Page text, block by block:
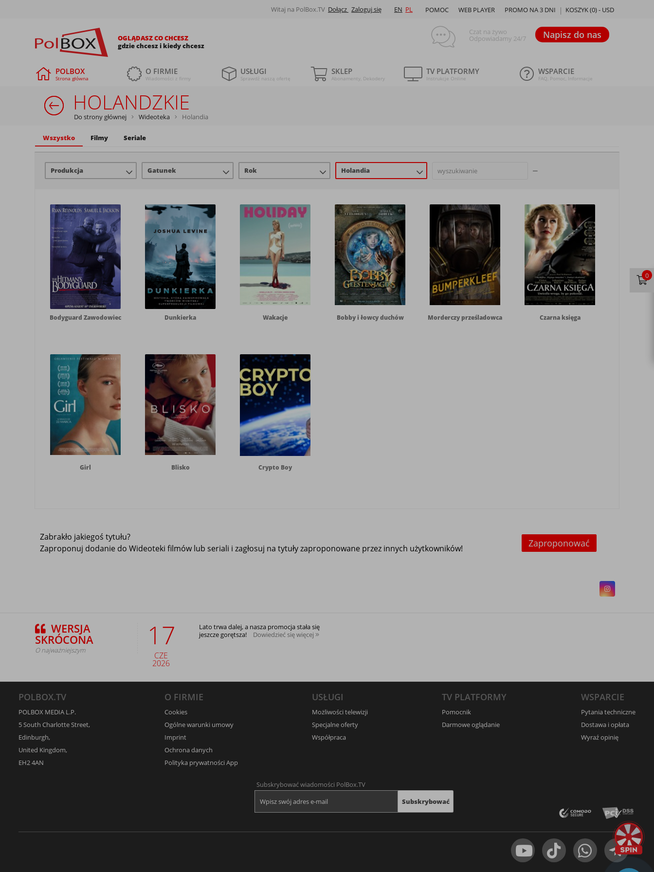
Witaj na PolBox.TV Dołącz Zaloguj się EN PL KOSZYK (0) - USD
PROMO NA 3 DNI
WEB PLAYER
POMOC
OGLĄDASZ CO CHCESZ
gdzie chcesz i kiedy chcesz
Czat na żywo
Odpowiadamy 24/7 Napisz do nas
POLBOX
Strona główna
O FIRMIE
Wiadomości z firmy
USŁUGI
Sprawdź naszą ofertę
SKLEP
Abonamenty, Dekodery
TV PLATFORMY
Instrukcje Online
WSPARCIE
FAQ, Pomoc, Informacje
HOLANDZKIE
Do strony głównej Wideoteka Holandia
Wszystko Filmy Seriale
Produkcja Gatunek Rok Holandia
Bodyguard Zawodowiec Dunkierka Wakacje Bobby i łowcy duchów Morderczy prześladowca Czarna księga
Girl Blisko Crypto Boy
Zabrakło jakiegoś tytułu?
Zaproponuj dodanie do Wideoteki filmów lub seriali i zagłosuj na tytuły zaproponowane przez innych użytkowników!
Zaproponować
WERSJA
SKRÓCONA
O najważniejszym 17
CZE
2026
Lato trwa dalej, a nasza promocja stała się
jeszcze gorętsza!
Dowiedzieć się więcej
0
POLBOX.TV
POLBOX MEDIA L.P.
5 South Charlotte Street,
Edinburgh,
United Kingdom,
EH2 4AN
O FIRMIE
Cookies
Ogólne warunki umowy
Imprint
Ochrona danych
Polityka prywatności App
USŁUGI
Możliwości telewizji
Specjalne oferty
Współpraca
TV PLATFORMY
Pomocnik
Darmowe oglądanie
WSPARCIE
Pytania techniczne
Dostawa i opłata
Wyraź opinię
Subskrybować wiadomości PolBox.TV
Subskrybować